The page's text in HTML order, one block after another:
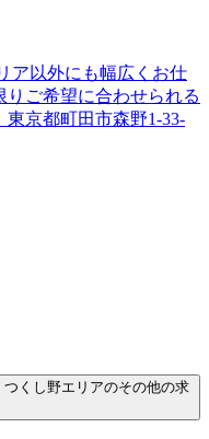
ア以外にも幅広くお仕
ご希望に合わせられる
京都町田市森野1-33-
くし野エリアのその他の求